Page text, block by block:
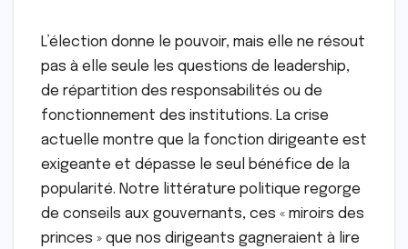
L’élection donne le pouvoir, mais elle ne résout
pas à elle seule les questions de leadership,
de répartition des responsabilités ou de
fonctionnement des institutions. La crise
actuelle montre que la fonction dirigeante est
exigeante et dépasse le seul bénéfice de la
popularité. Notre littérature politique regorge
de conseils aux gouvernants, ces « miroirs des
princes » que nos dirigeants gagneraient à lire